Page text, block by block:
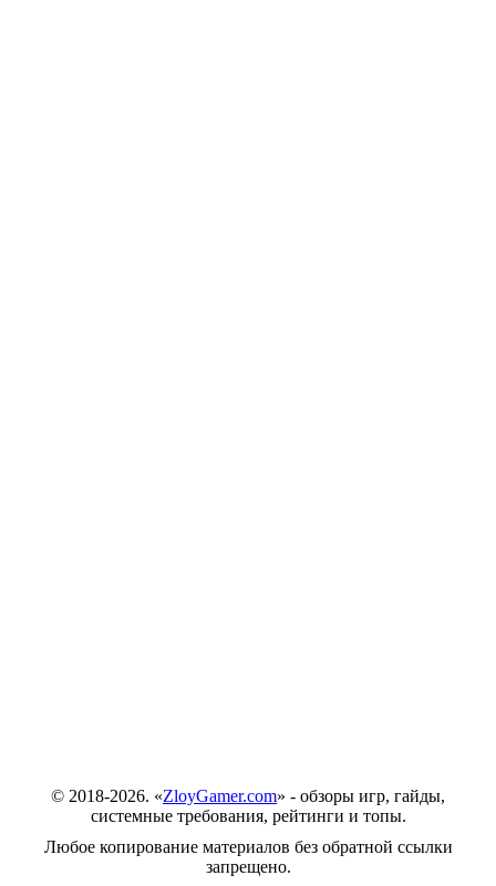
© 2018-2026. «ZloyGamer.com» - обзоры игр, гайды,
системные требования, рейтинги и топы.
Любое копирование материалов без обратной ссылки
запрещено.